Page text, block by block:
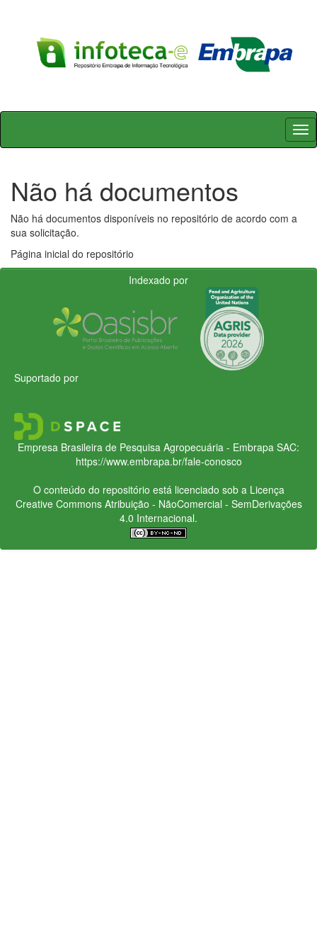
Skip
Não há documentos
Não há documentos disponíveis no repositório de acordo com a
sua solicitação.
Página inicial do repositório
Indexado por
Suportado por
Empresa Brasileira de Pesquisa Agropecuária - Embrapa SAC:
https://www.embrapa.br/fale-conosco
O conteúdo do repositório está licenciado sob a Licença
Creative CommonsAtribuição - NãoComercial - SemDerivações
4.0 Internacional.